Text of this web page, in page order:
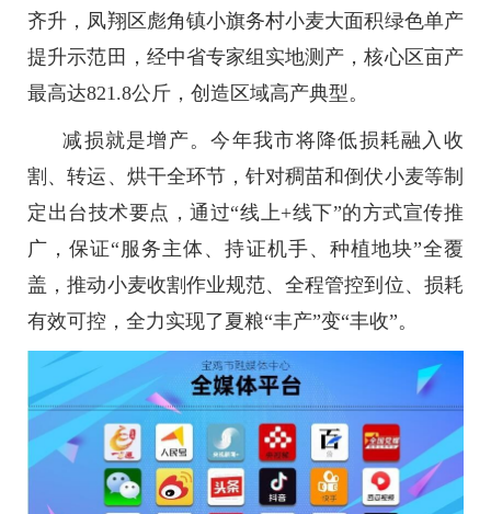
齐升，凤翔区彪角镇小旗务村小麦大面积绿色单产
提升示范田，经中省专家组实地测产，核心区亩产
最高达821.8公斤，创造区域高产典型。
减损就是增产。今年我市将降低损耗融入收
割、转运、烘干全环节，针对稠苗和倒伏小麦等制
定出台技术要点，通过“线上+线下”的方式宣传推
广，保证“服务主体、持证机手、种植地块”全覆
盖，推动小麦收割作业规范、全程管控到位、损耗
有效可控，全力实现了夏粮“丰产”变“丰收”。